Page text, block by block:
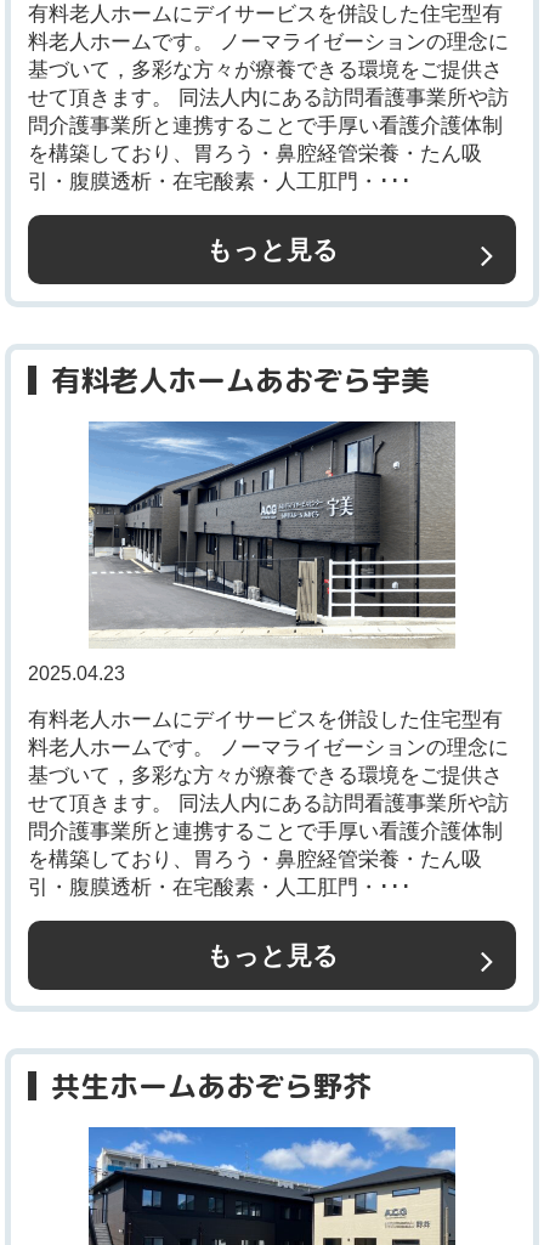
有料老人ホームにデイサービスを併設した住宅型有
料老人ホームです。 ノーマライゼーションの理念に
基づいて，多彩な方々が療養できる環境をご提供さ
せて頂きます。 同法人内にある訪問看護事業所や訪
問介護事業所と連携することで手厚い看護介護体制
を構築しており、胃ろう・鼻腔経管栄養・たん吸
引・腹膜透析・在宅酸素・人工肛門・･･･
もっと見る
有料老人ホームあおぞら宇美
2025.04.23
有料老人ホームにデイサービスを併設した住宅型有
料老人ホームです。 ノーマライゼーションの理念に
基づいて，多彩な方々が療養できる環境をご提供さ
せて頂きます。 同法人内にある訪問看護事業所や訪
問介護事業所と連携することで手厚い看護介護体制
を構築しており、胃ろう・鼻腔経管栄養・たん吸
引・腹膜透析・在宅酸素・人工肛門・･･･
もっと見る
共生ホームあおぞら野芥